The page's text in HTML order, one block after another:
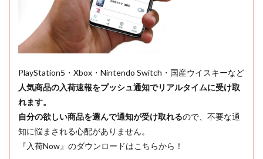
PlayStation5・Xbox・Nintendo Switch・国産ウイスキーなど
人気商品の入荷速報をプッシュ通知でリアルタイムに受け取
れます。
自分の欲しい商品を選んで通知が受け取れるので、不要な通
知に悩まされる心配がありません。
『入荷Now』のダウンロードはこちらから！